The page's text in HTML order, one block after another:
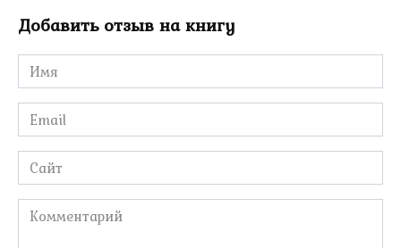
Добавить отзыв на книгу
Имя
*
Email
*
Сайт
Комментарий